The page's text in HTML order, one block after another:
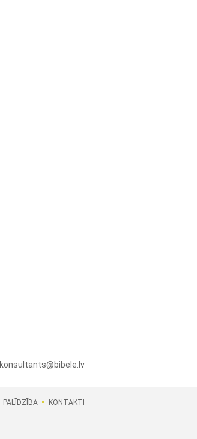
konsultants@bibele.lv
PALĪDZĪBA KONTAKTI